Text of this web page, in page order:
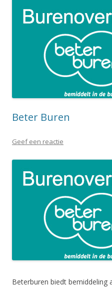
Beter Buren
Geef een reactie
Beterburen biedt bemiddeling